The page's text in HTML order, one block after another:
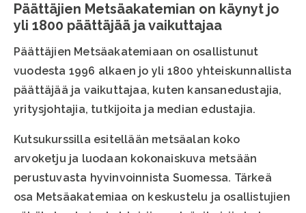
Päättäjien Metsäakatemian on käynyt jo
yli 1800 päättäjää ja vaikuttajaa
Päättäjien Metsäakatemiaan on osallistunut
vuodesta 1996 alkaen jo yli 1800 yhteiskunnallista
päättäjää ja vaikuttajaa, kuten kansanedustajia,
yritysjohtajia, tutkijoita ja median edustajia.
Kutsukurssilla esitellään metsäalan koko
arvoketju ja luodaan kokonaiskuva metsään
perustuvasta hyvinvoinnista Suomessa. Tärkeä
osa Metsäakatemiaa on keskustelu ja osallistujien